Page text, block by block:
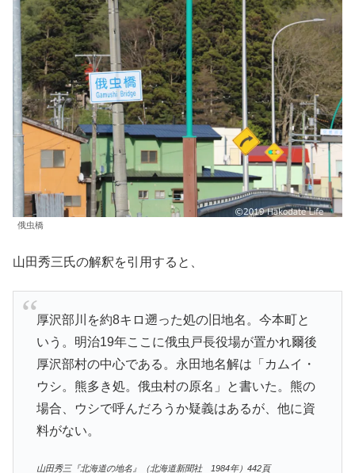
俄虫橋
山田秀三氏の解釈を引用すると、
厚沢部川を約8キロ遡った処の旧地名。今本町と
いう。明治19年ここに俄虫戸長役場が置かれ爾後
厚沢部村の中心である。永田地名解は「カムイ・
ウシ。熊多き処。俄虫村の原名」と書いた。熊の
場合、ウシで呼んだろうか疑義はあるが、他に資
料がない。
山田秀三『北海道の地名』（北海道新聞社 1984年）442頁